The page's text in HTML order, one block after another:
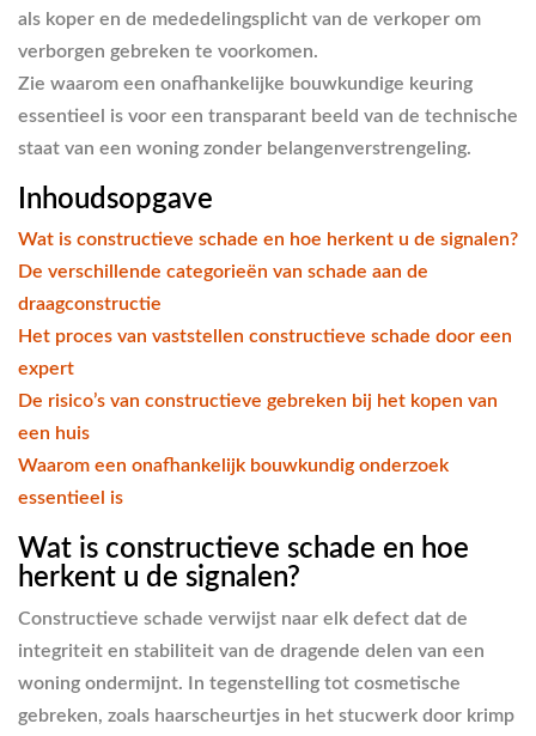
als koper en de mededelingsplicht van de verkoper om
verborgen gebreken te voorkomen.
Zie waarom een onafhankelijke bouwkundige keuring
essentieel is voor een transparant beeld van de technische
staat van een woning zonder belangenverstrengeling.
Inhoudsopgave
Wat is constructieve schade en hoe herkent u de signalen?
De verschillende categorieën van schade aan de
draagconstructie
Het proces van vaststellen constructieve schade door een
expert
De risico’s van constructieve gebreken bij het kopen van
een huis
Waarom een onafhankelijk bouwkundig onderzoek
essentieel is
Wat is constructieve schade en hoe
herkent u de signalen?
Constructieve schade verwijst naar elk defect dat de
integriteit en stabiliteit van de dragende delen van een
woning ondermijnt. In tegenstelling tot cosmetische
gebreken, zoals haarscheurtjes in het stucwerk door krimp